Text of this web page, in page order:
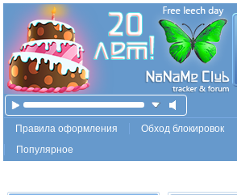
Правила оформления
Обход блокировок
Популярное